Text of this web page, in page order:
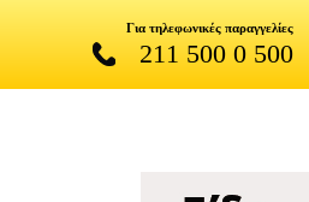
Για τηλεφωνικές παραγγελίες
211 500 0 500